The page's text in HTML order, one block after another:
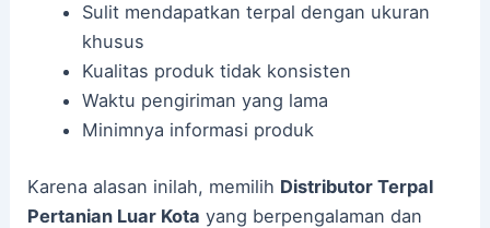
Sulit mendapatkan terpal dengan ukuran
khusus
Kualitas produk tidak konsisten
Waktu pengiriman yang lama
Minimnya informasi produk
Karena alasan inilah, memilih Distributor Terpal
Pertanian Luar Kota yang berpengalaman dan